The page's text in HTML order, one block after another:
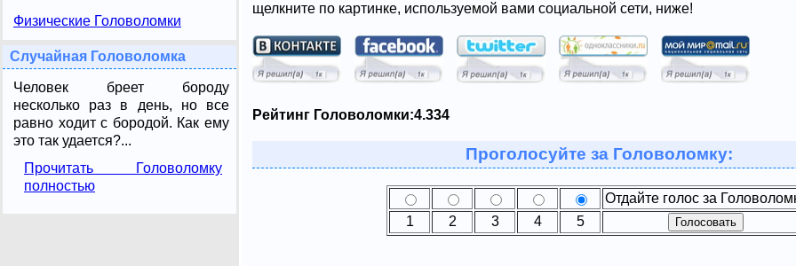
Физические Головоломки
Случайная Головоломка
Человек бреет бороду
несколько раз в день, но все
равно ходит с бородой. Как ему
это так удается?...
Прочитать Головоломку
полностью
щелкните по картинке, используемой вами социальной сети, ниже!
Рейтинг Головоломки:4.334
Проголосуйте за Головоломку:
Отдайте голос за
1
2 3 4 5